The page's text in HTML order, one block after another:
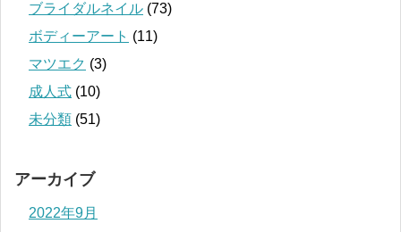
ブライダルネイル (73)
ボディーアート (11)
マツエク (3)
成人式 (10)
未分類 (51)
アーカイブ
2022年9月